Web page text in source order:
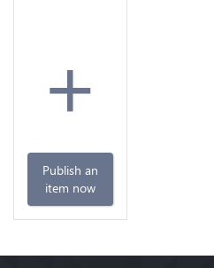
+
Publish an
item now